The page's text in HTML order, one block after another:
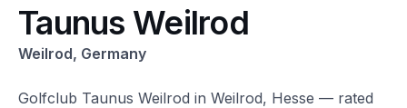
Taunus Weilrod
Weilrod, Germany
Golfclub Taunus Weilrod in Weilrod, Hesse — rated